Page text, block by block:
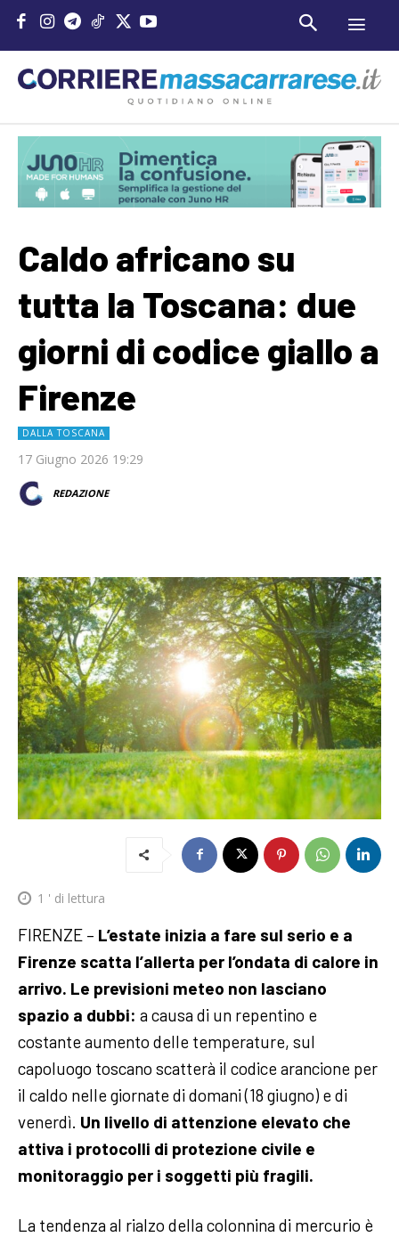
Caldo africano su
tutta la Toscana: due
giorni di codice giallo a
Firenze
DALLA TOSCANA
17 Giugno 2026 19:29
REDAZIONE
1 ' di lettura
FIRENZE – L’estate inizia a fare sul serio e a
Firenze scatta l’allerta per l’ondata di calore in
arrivo. Le previsioni meteo non lasciano
spazio a dubbi: a causa di un repentino e
costante aumento delle temperature, sul
capoluogo toscano scatterà il codice arancione per
il caldo nelle giornate di domani (18 giugno) e di
venerdì. Un livello di attenzione elevato che
attiva i protocolli di protezione civile e
monitoraggio per i soggetti più fragili.
La tendenza al rialzo della colonnina di mercurio è